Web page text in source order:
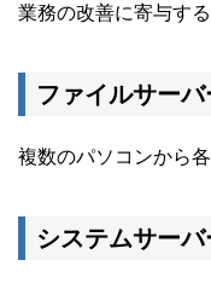
業務の改善に寄与する
ファイルサーバ
複数のパソコンから
システムサーバ